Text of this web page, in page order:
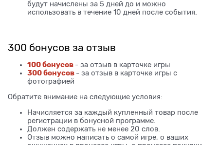
будут начислены за 5 дней до и можно
использовать в течение 10 дней после события.
300 бонусов за отзыв
100 бонусов - за отзыв в карточке игры
300 бонусов - за отзыв в карточке игры с
фотографией
Обратите внимание на следующие условия:
Начисляется за каждый купленный товар после
регистрации в бонусной программе.
Должен содержать не менее 20 слов.
Отзыв можно написать о самой игре, о ваших